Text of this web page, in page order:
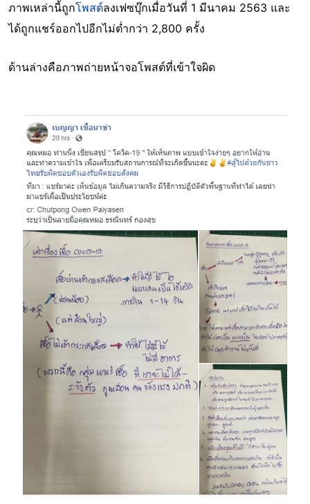
ภาพเหล่านี้ถูกโพสต์ลงเฟซบุ๊กเมื่อวันที่ 1 มีนาคม 2563 และ
ได้ถูกแชร์ออกไปอีกไม่ต่ำกว่า 2,800 ครั้ง
ด้านล่างคือภาพถ่ายหน้าจอโพสต์ที่เข้าใจผิด
Image